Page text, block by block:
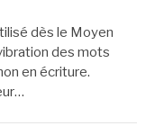
dès le Moyen
des mots
en écriture.